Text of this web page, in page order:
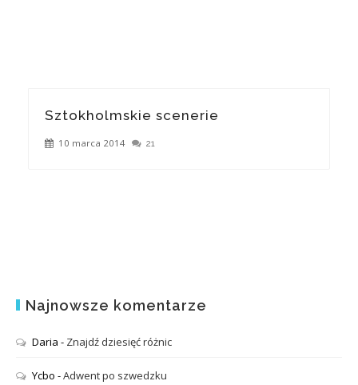
Sztokholmskie scenerie
10 marca 2014 21
Najnowsze komentarze
Daria - Znajdź dziesięć różnic
Ycbo -Adwent po szwedzku